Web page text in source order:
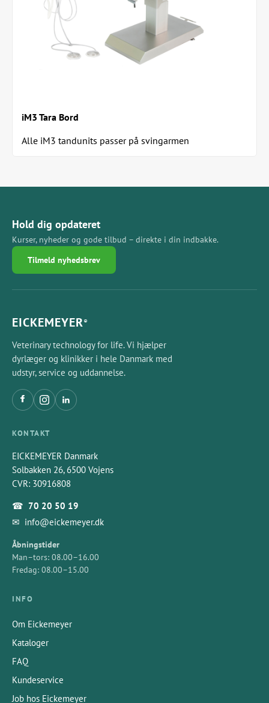
iM3 Tara Bord
Alle iM3 tandunits passer på svingarmen
Hold dig opdateret
Kurser, nyheder og gode tilbud – direkte i din indbakke.
Tilmeld nyhedsbrev
EICKEMEYER®
Veterinary technology for life. Vi hjælper
dyrlæger og klinikker i hele Danmark med
udstyr, service og uddannelse.
KONTAKT
EICKEMEYER Danmark
Solbakken 26, 6500 Vojens
CVR: 30916808
☎ 70 20 50 19
✉ info@eickemeyer.dk
Åbningstider
Man–tors: 08.00–16.00
Fredag: 08.00–15.00
INFO
Om Eickemeyer
Kataloger
FAQ
Kundeservice
Job hos Eickemeyer